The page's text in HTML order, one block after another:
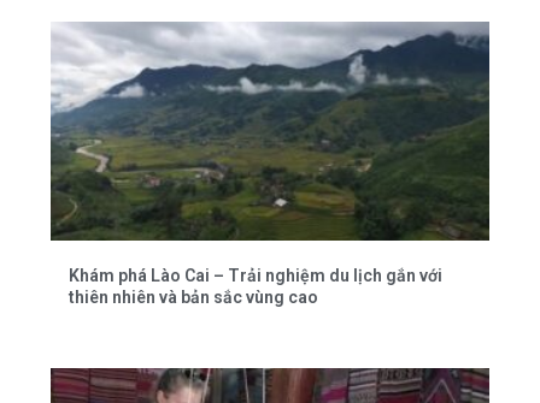
Khám phá Lào Cai – Trải nghiệm du lịch gắn với
thiên nhiên và bản sắc vùng cao